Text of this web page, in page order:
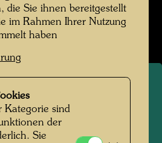
1928-2000, Catalogue
Köln 2002, S. 503)
- POLYP -
die Sie ihnen bereitgestellt
im Rahmen Ihrer Nutzung
haben
Kategorie sind
der
Sie